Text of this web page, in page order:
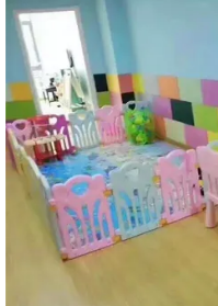
PLAN
DU
SITE
PRIVACY
POLICY